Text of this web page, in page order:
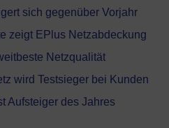
sich gegenüber Vorjahr
zeigt EPlus Netzabdeckung
Netzqualität
wird Testsieger bei Kunden
Aufsteiger des Jahres